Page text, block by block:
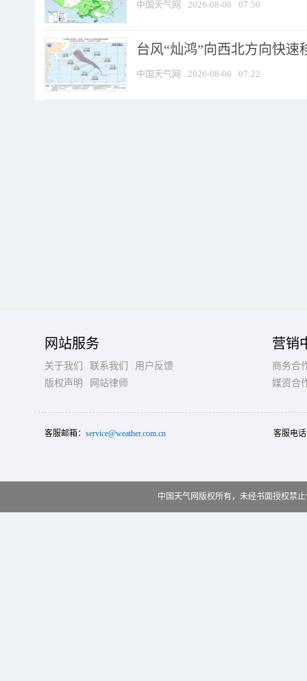
中国天气网 2026-08-06 07:50
台风“灿鸿”向西北方向快
中国天气网 2026-08-06 07:22
网站服务
关于我们 联系我们
用户反馈
版权声明
网站律师
营销
商务合
媒资合
客服邮箱： service@weather.com.cn 客服电
中国天气网版权所有，未经书面授权